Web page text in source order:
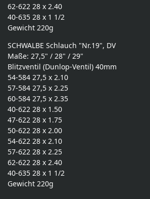
62-622 28 x 2.40
40-635 28 x 1 1/2
Gewicht 220g
SCHWALBE Schlauch "Nr.19", DV
Maße: 27,5" / 28" / 29"
Blitzventil (Dunlop-Ventil) 40mm
54-584 27,5 x 2.10
57-584 27,5 x 2.25
60-584 27,5 x 2.35
40-622 28 x 1.50
47-622 28 x 1.75
50-622 28 x 2.00
54-622 28 x 2.10
57-622 28 x 2.25
62-622 28 x 2.40
40-635 28 x 1 1/2
Gewicht 220g